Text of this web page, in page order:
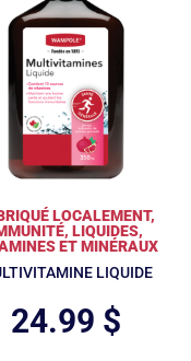
LOCALEMENT,
, LIQUIDES,
ET MINÉRAUX
LIQUIDE
24.99 $